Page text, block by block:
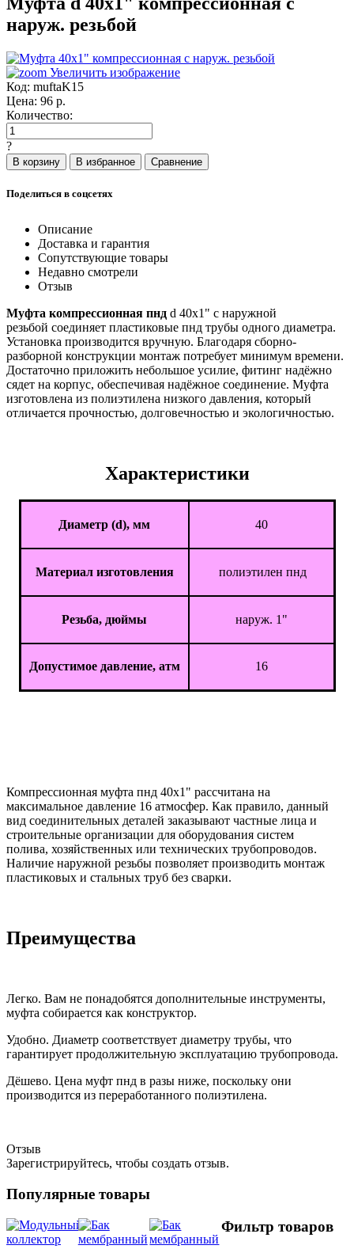
наруж. резьбой
Увеличить изображение
Код: muftaK15
Цена: 96 р.
Количество:
?
Поделиться в соцсетях
Описание
Доставка и гарантия
Сопутствующие товары
Недавно смотрели
Отзыв
Муфта компрессионная пнд d 40x1" с наружной
резьбой соединяет пластиковые пнд трубы одного диаметра.
Установка производится вручную. Благодаря сборно-
разборной конструкции монтаж потребует минимум времени.
Достаточно приложить небольшое усилие, фитинг надёжно
сядет на корпус, обеспечивая надёжное соединение. Муфта
изготовлена из полиэтилена низкого давления, который
отличается прочностью, долговечностью и экологичностью.
Характеристики
Диаметр (d), мм 40
Материал изготовления полиэтилен пнд
Резьба, дюймы наруж. 1"
Допустимое давление, атм 16
Компрессионная муфта пнд 40x1" рассчитана на
максимальное давление 16 атмосфер. Как правило, данный
вид соединительных деталей заказывают частные лица и
строительные организации для оборудования систем
полива, хозяйственных или технических трубопроводов.
Наличие наружной резьбы позволяет производить монтаж
пластиковых и стальных труб без сварки.
Преимущества
Легко. Вам не понадобятся дополнительные инструменты,
муфта собирается как конструктор.
Удобно. Диаметр соответствует диаметру трубы, что
гарантирует продолжительную эксплуатацию трубопровода.
Дёшево. Цена муфт пнд в разы ниже, поскольку они
производится из переработанного полиэтилена.
Отзыв
Зарегистрируйтесь, чтобы создать отзыв.
Популярные товары
Фильтр товаров